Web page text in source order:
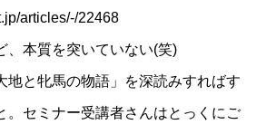
articles/-/22468
本質を突いていない(笑)
と牝馬の物語」を深読みすればす
。セミナー受講者さんはとっくにご